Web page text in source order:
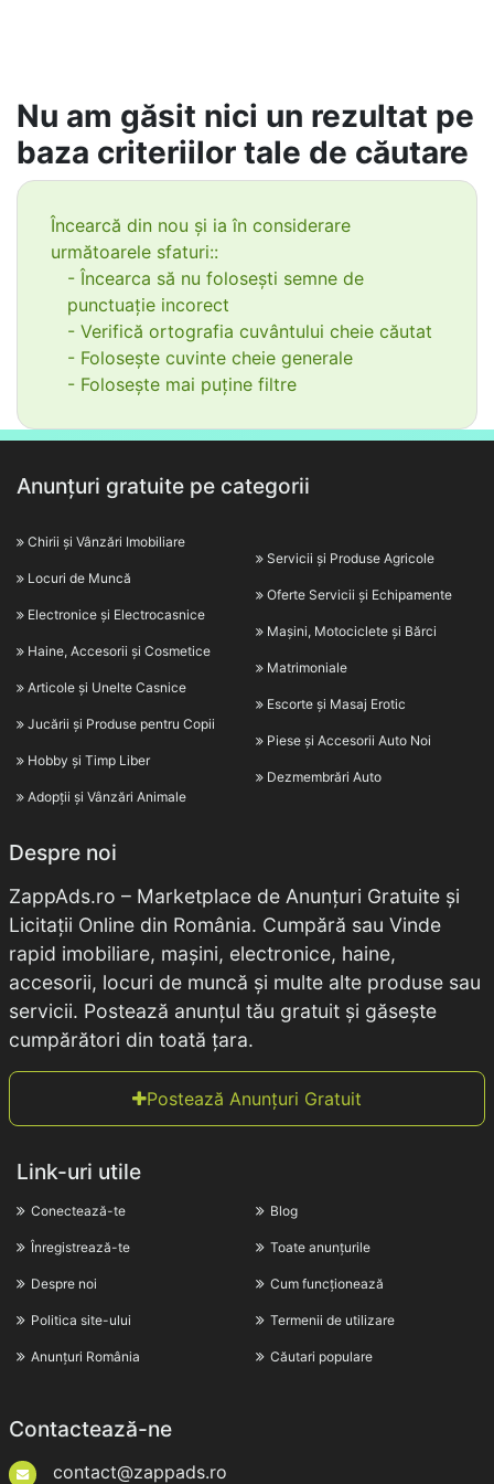
Nu am găsit nici un rezultat pe
baza criteriilor tale de căutare
Încearcă din nou și ia în considerare
următoarele sfaturi::
- Încearca să nu folosești semne de
punctuație incorect
- Verifică ortografia cuvântului cheie căutat
- Folosește cuvinte cheie generale
- Folosește mai puține filtre
Anunțuri gratuite pe categorii
Chirii și Vânzări Imobiliare
Locuri de Muncă
Electronice și Electrocasnice
Haine, Accesorii și Cosmetice
Articole și Unelte Casnice
Jucării și Produse pentru Copii
Hobby și Timp Liber
Adopții și Vânzări Animale
Servicii și Produse Agricole
Oferte Servicii și Echipamente
Mașini, Motociclete și Bărci
Matrimoniale
Escorte și Masaj Erotic
Piese și Accesorii Auto Noi
Dezmembrări Auto
Despre noi
ZappAds.ro – Marketplace de Anunțuri Gratuite și
Licitații Online din România. Cumpără sau Vinde
rapid imobiliare, mașini, electronice, haine,
accesorii, locuri de muncă și multe alte produse sau
servicii. Postează anunțul tău gratuit și găsește
cumpărători din toată țara.
Postează Anunțuri Gratuit
Link-uri utile
Conectează-te
Înregistrează-te
Despre noi
Politica site-ului
Anunțuri România
Blog
Toate anunțurile
Cum funcționează
Termenii de utilizare
Căutari populare
Contactează-ne
contact@zappads.ro